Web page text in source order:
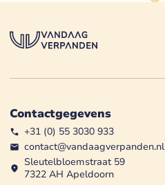
Contactgegevens
+31 (0) 55 3030 933
contact@vandaagverpanden.nl
Sleutelbloemstraat 59
7322 AH Apeldoorn